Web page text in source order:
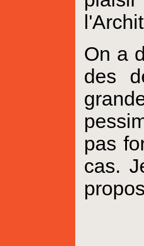
On a
des
pas
cas.